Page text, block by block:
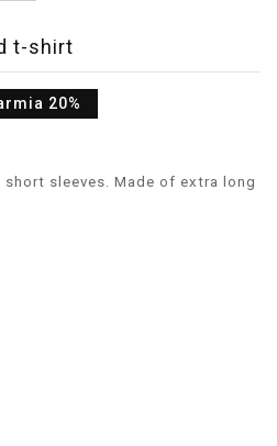
t-shirt
20%
sleeves. Made of extra long